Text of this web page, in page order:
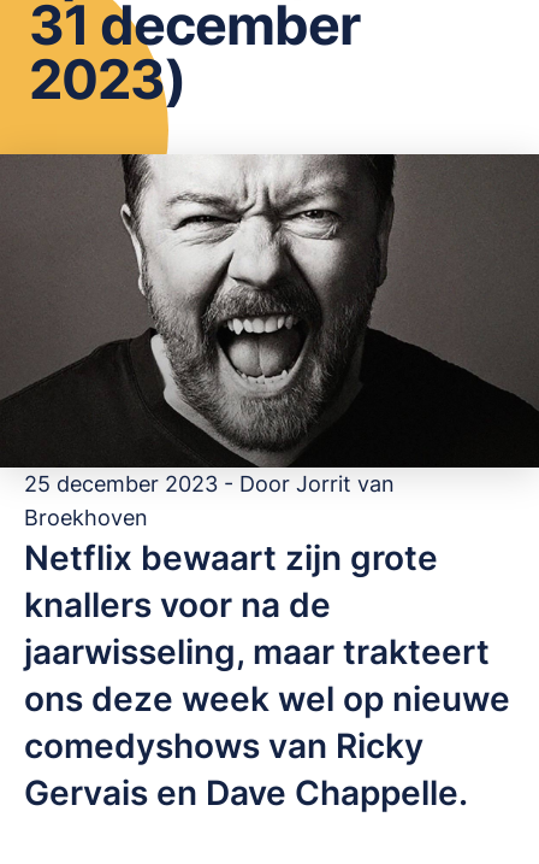
OPSLAAN
31 december
2023)
25 december 2023 - Door Jorrit van
Broekhoven
Netflix bewaart zijn grote
knallers voor na de
jaarwisseling, maar trakteert
ons deze week wel op nieuwe
comedyshows van Ricky
Gervais en Dave Chappelle.